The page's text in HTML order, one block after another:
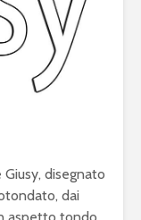
disegnato
dai